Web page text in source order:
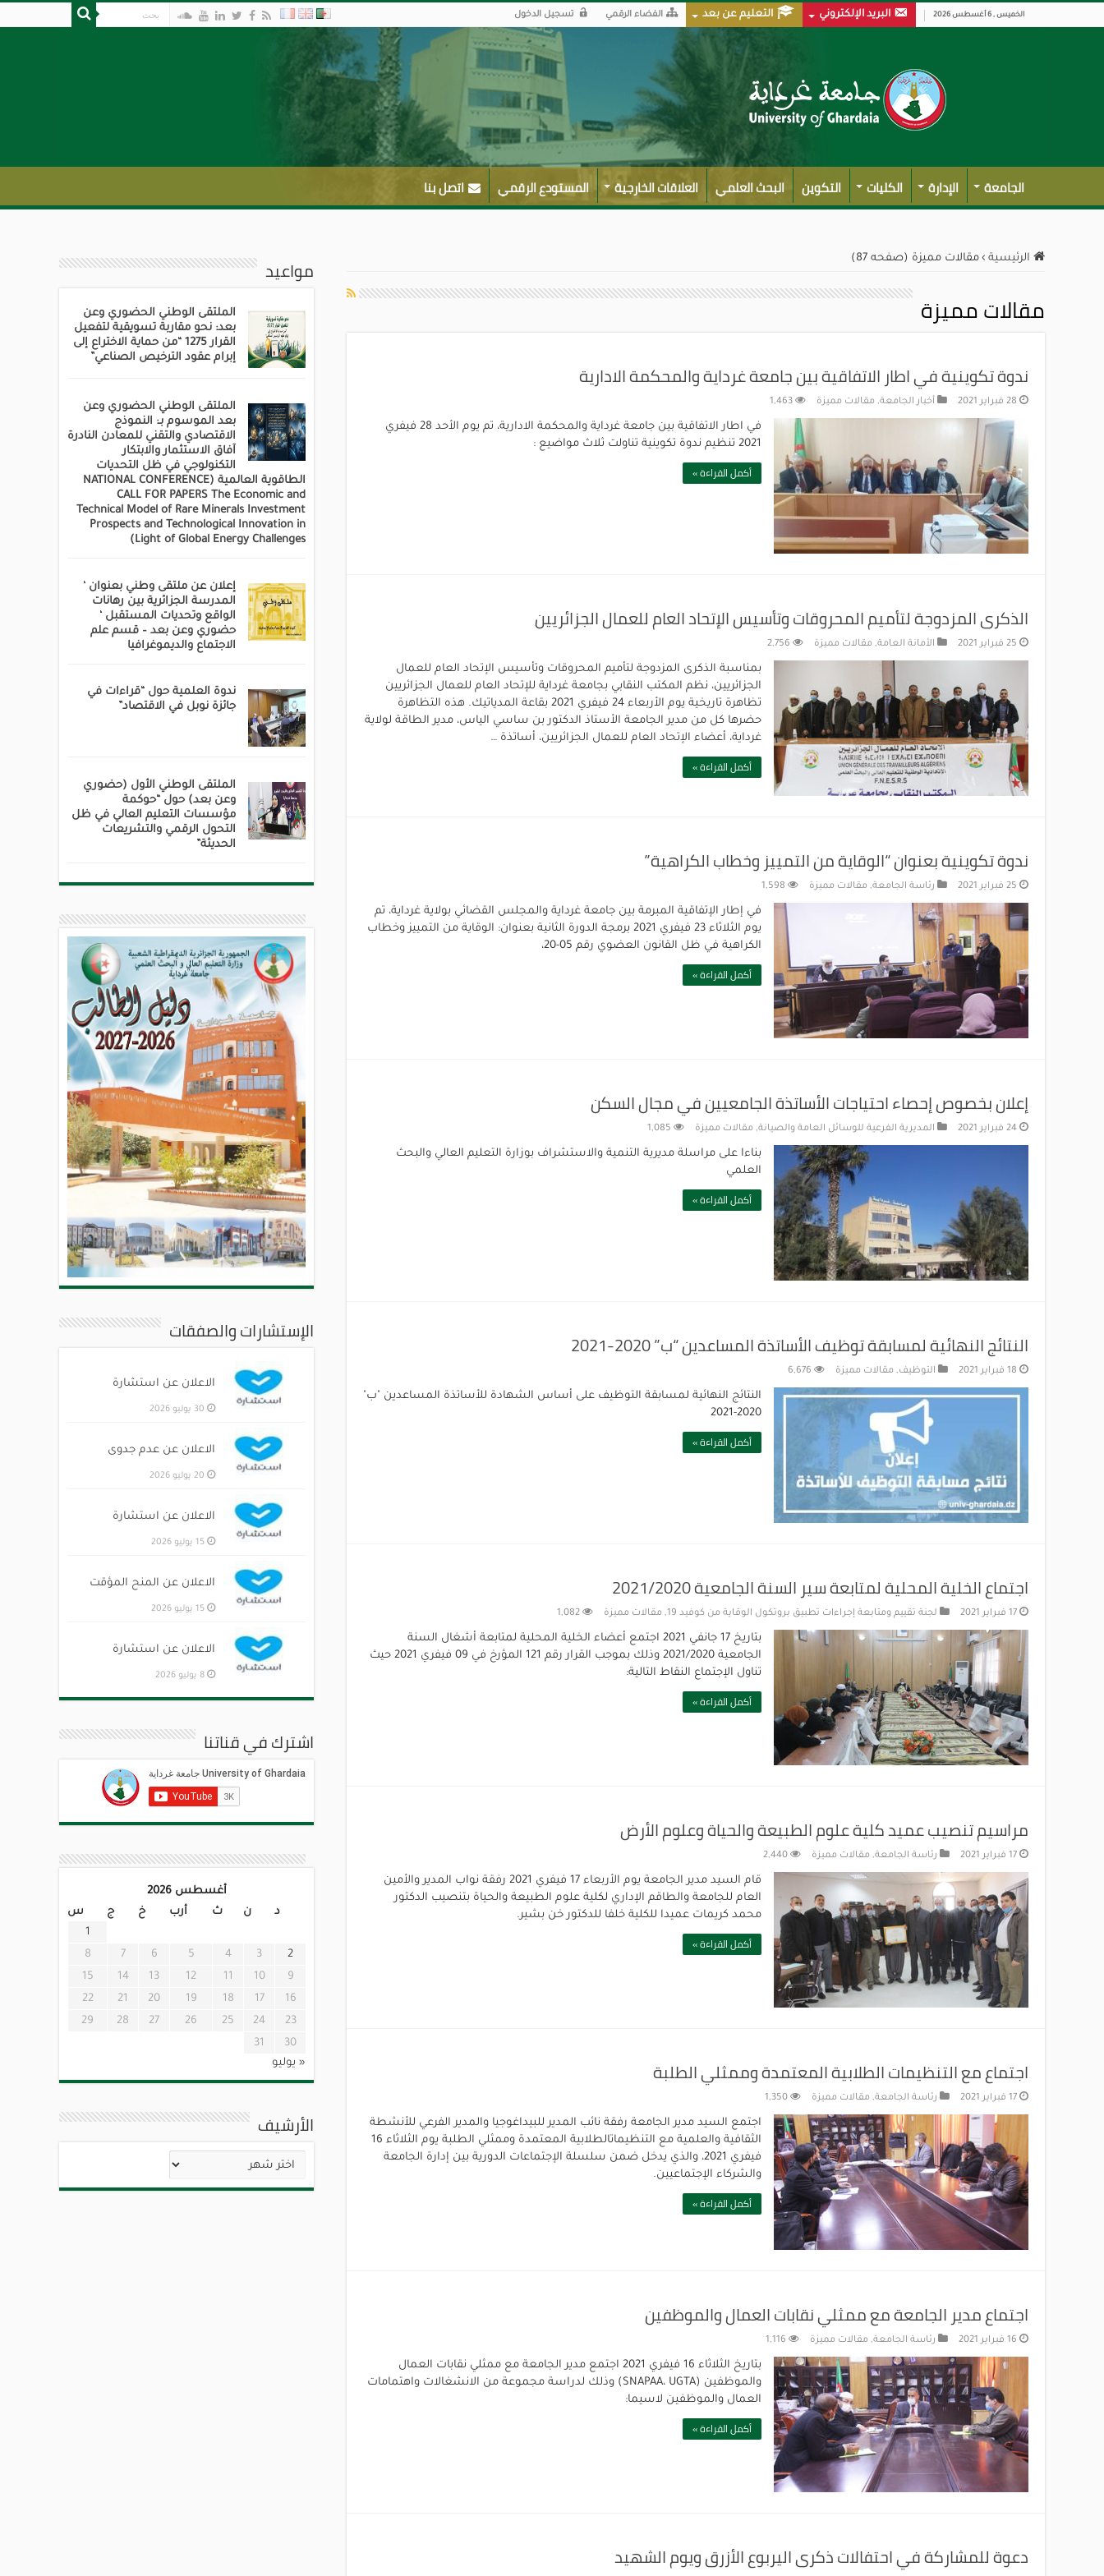
الخميس , 6 أغسطس 2026 البريد الإلكتروني التعليم عن بعد الفضاء الرقمي تسجيل الدخول
الجامعة الإدارة الكليات التكوين البحث العلمي العلاقات الخارجية المستودع الرقمي اتصل بنا
الرئيسية › مقالات مميزة (صفحه 87)
مقالات مميزة
ندوة تكوينية في اطار الاتفاقية بين جامعة غرداية والمحكمة الادارية
28 فبراير 2021 أخبار الجامعة, مقالات مميزة 1,463
في اطار الاتفاقية بين جامعة غرداية والمحكمة الادارية، تم يوم الأحد 28 فيفري
2021 تنظيم ندوة تكوينية تناولت ثلاث مواضيع :
أكمل القراءة »
الذكرى المزدوجة لتأميم المحروقات وتأسيس الإتحاد العام للعمال الجزائريين
25 فبراير 2021 الأمانة العامة, مقالات مميزة 2,756
بمناسبة الذكرى المزدوجة لتأميم المحروقات وتأسيس الإتحاد العام للعمال
الجزائريين، نظم المكتب النقابي بجامعة غرداية للإتحاد العام للعمال الجزائريين
تظاهرة تاريخية يوم الأربعاء 24 فيفري 2021 بقاعة المدياتيك. هذه التظاهرة
حضرها كل من مدير الجامعة الأستاذ الدكتور بن ساسي الياس، مدير الطاقة لولاية
غرداية، أعضاء الإتحاد العام للعمال الجزائريين، أساتذة …
أكمل القراءة »
ندوة تكوينية بعنوان “الوقاية من التمييز وخطاب الكراهية”
25 فبراير 2021 رئاسة الجامعة, مقالات مميزة 1,598
في إطار الإتفاقية المبرمة بين جامعة غرداية والمجلس القضائي بولاية غرداية، تم
يوم الثلاثاء 23 فيفري 2021 برمجة الدورة الثانية بعنوان: الوقاية من التمييز وخطاب
الكراهية في ظل القانون العضوي رقم 05-20،
أكمل القراءة »
إعلان بخصوص إحصاء احتياجات الأساتذة الجامعيين في مجال السكن
24 فبراير 2021 المديرية الفرعية للوسائل العامة والصيانة, مقالات مميزة 1,085
بناءا على مراسلة مديرية التنمية والاستشراف بوزارة التعليم العالي والبحث
العلمي
أكمل القراءة »
النتائج النهائية لمسابقة توظيف الأساتذة المساعدين “ب” 2020-2021
18 فبراير 2021 التوظيف, مقالات مميزة 6,676
النتائج النهائية لمسابقة التوظيف على أساس الشهادة للأساتذة المساعدين "ب"
2020-2021
أكمل القراءة »
اجتماع الخلية المحلية لمتابعة سير السنة الجامعية 2021/2020
17 فبراير 2021 لجنة تقييم ومتابعة إجراءات تطبيق بروتكول الوقاية من كوفيد 19 , مقالات مميزة 1,082
بتاريخ 17 جانفي 2021 اجتمع أعضاء الخلية المحلية لمتابعة أشغال السنة
الجامعية 2021/2020 وذلك بموجب القرار رقم 121 المؤرخ في 09 فيفري 2021 حيث
تناول الإجتماع النقاط التالية:
أكمل القراءة »
مراسيم تنصيب عميد كلية علوم الطبيعة والحياة وعلوم الأرض
17 فبراير 2021 رئاسة الجامعة, مقالات مميزة 2,440
قام السيد مدير الجامعة يوم الأربعاء 17 فيفري 2021 رفقة نواب المدير والأمين
العام للجامعة والطاقم الإداري لكلية علوم الطبيعة والحياة بتنصيب الدكتور
محمد كريمات عميدا للكلية خلفا للدكتور خن بشير.
أكمل القراءة »
اجتماع مع التنظيمات الطلابية المعتمدة وممثلي الطلبة
17 فبراير 2021 رئاسة الجامعة, مقالات مميزة 1,350
اجتمع السيد مدير الجامعة رفقة نائب المدير للبيداغوجيا والمدير الفرعي للأنشطة
الثقافية والعلمية مع التنظيماتالطلابية المعتمدة وممثلي الطلبة يوم الثلاثاء 16
فيفري 2021، والذي يدخل ضمن سلسلة الإجتماعات الدورية بين إدارة الجامعة
والشركاء الإجتماعيين.
أكمل القراءة »
اجتماع مدير الجامعة مع ممثلي نقابات العمال والموظفين
16 فبراير 2021 رئاسة الجامعة, مقالات مميزة 1,116
بتاريخ الثلاثاء 16 فيفري 2021 اجتمع مدير الجامعة مع ممثلي نقابات العمال
والموظفين (SNAPAA، UGTA) وذلك لدراسة مجموعة من الانشغالات واهتمامات
العمال والموظفين لاسيما:
أكمل القراءة »
دعوة للمشاركة في احتفالات ذكرى اليربوع الأزرق ويوم الشهيد
مواعيد
الملتقى الوطني الحضوري وعن
بعد: نحو مقاربة تسويقية لتفعيل
القرار 1275 “من حماية الاختراع إلى
إبرام عقود الترخيص الصناعي”
الملتقى الوطني الحضوري وعن
بعد الموسوم بـ: النموذج
الاقتصادي والتقني للمعادن النادرة
آفاق الاستثمار والابتكار
التكنولوجي في ظل التحديات
الطاقوية العالمية (NATIONAL CONFERENCE
CALL FOR PAPERS The Economic and
Technical Model of Rare Minerals Investment
Prospects and Technological Innovation in
Light of Global Energy Challenges)
إعلان عن ملتقى وطني بعنوان ‘
المدرسة الجزائرية بين رهانات
الواقع وتحديات المستقبل ‘
حضوري وعن بعد – قسم علم
الاجتماع والديموغرافيا
ندوة العلمية حول “قراءات في
جائزة نوبل في الاقتصاد”
الملتقى الوطني الأول (حضوري
وعن بعد) حول “حوكمة
مؤسسات التعليم العالي في ظل
التحول الرقمي والتشريعات
الحديثة”
الإستشارات والصفقات
الاعلان عن استشارة
30 يوليو 2026
الاعلان عن عدم جدوى
20 يوليو 2026
الاعلان عن استشارة
15 يوليو 2026
الاعلان عن المنح المؤقت
15 يوليو 2026
الاعلان عن استشارة
8 يوليو 2026
اشترك في قناتنا
أغسطس 2026
د
ن ث أرب خ ج
س
1
2
3
4
5
6
7
8
9
10
11
12
13
14
15
16
17
18
19
20
21
22
23
24
25
26
27
28
29
30
31
« يوليو
الأرشيف
الأرشيف